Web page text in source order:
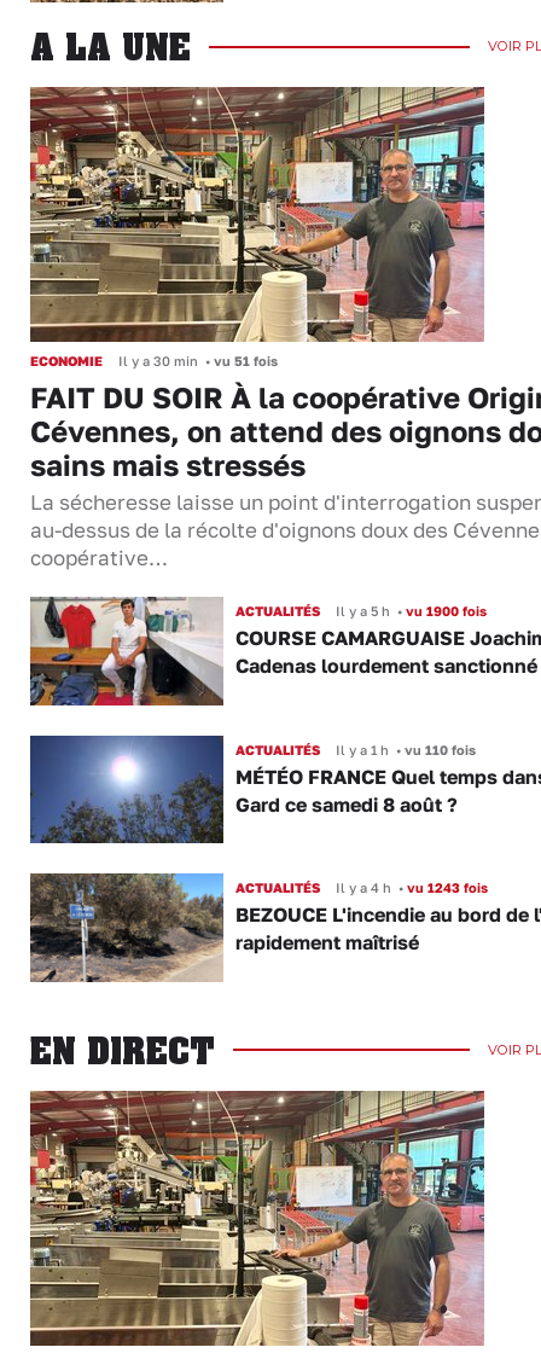
A LA UNE VOIR
ECONOMIE Il y a 30 min • vu 51 fois
FAIT DU SOIR À la coopérative
Cévennes, on attend des oignons
sains mais stressés
La sécheresse laisse un point d'interrogation
au-dessus de la récolte d'oignons doux des
coopérative…
ACTUALITÉS Il y a 5 h •vu 1900 fois
COURSE CAMARGUAISE
Cadenas lourdement sanctionné
ACTUALITÉS Il y a 1 h •vu 110 fois
MÉTÉO FRANCE Quel temps
Gard ce samedi 8 août ?
ACTUALITÉS Il y a 4 h •vu 1243 fois
BEZOUCE L'incendie au bord de
rapidement maîtrisé
EN DIRECT VOIR